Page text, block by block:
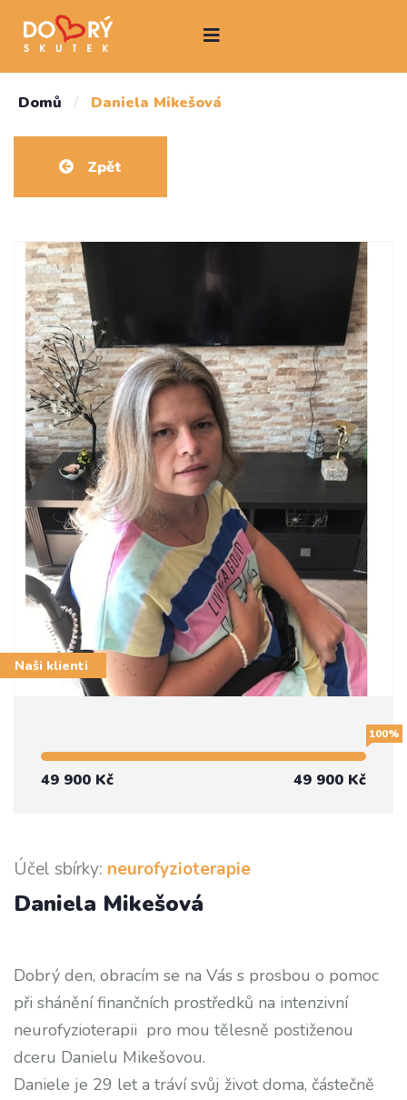
Domů / Daniela Mikešová
Zpět
Naši klienti
100%
49 900 Kč 49 900 Kč
Účel sbírky: neurofyzioterapie
Daniela Mikešová
Dobrý den, obracím se na Vás s prosbou o pomoc
při shánění finančních prostředků na intenzivní
neurofyzioterapii pro mou tělesně postiženou
dceru Danielu Mikešovou.
Daniele je 29 let a tráví svůj život doma, částečně